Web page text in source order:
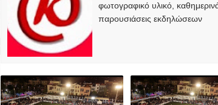
φωτογραφικό υλικό,
παρουσιάσεις εκδηλώσεων